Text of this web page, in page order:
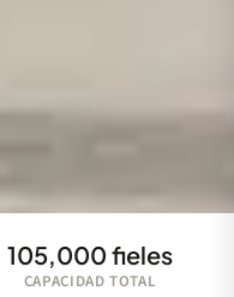
105,000 fieles
CAPACIDAD TOTAL